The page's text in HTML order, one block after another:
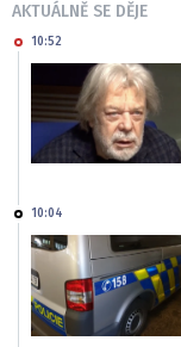
AKTUÁLNĚ SE DĚJE
10:52
10:04